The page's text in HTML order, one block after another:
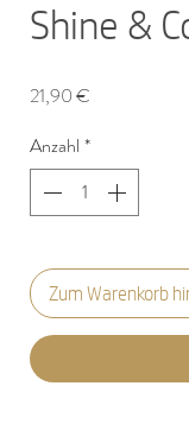
Shine &
21,90 €
Anzahl *
Zum Warenkorb